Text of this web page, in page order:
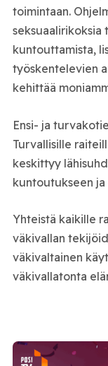
toimintaan.
seksuaalirikoksia
kuntouttamista,
työskentelevien
kehittää
Ensi- ja
Turvallisille
keskittyy
kuntoutukseen ja
Yhteistä kaikille
väkivallan
väkivaltainen
väkivallatonta